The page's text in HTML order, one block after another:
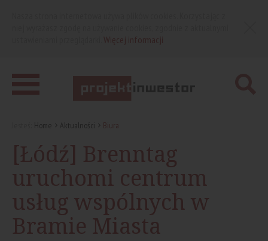
Home Aktualności Biura
[Łódź] Brenntag
uruchomi centrum
usług wspólnych w
Bramie Miasta